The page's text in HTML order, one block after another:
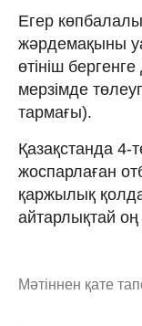
Егер
жәрдемақыны
өтініш
мерзімде
тармағы).
Қазақстанда 4-
жоспарлаған
қаржылық
айтарлықтай
Мәтіннен қате